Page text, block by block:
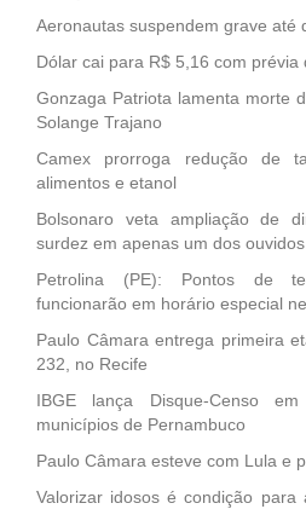
Aeronautas suspendem grave até
Dólar cai para R$ 5,16 com prévia
Gonzaga Patriota lamenta morte
Solange Trajano
Camex prorroga redução de
alimentos e etanol
Bolsonaro veta ampliação de
surdez em apenas um dos ouvidos
Petrolina (PE): Pontos de
funcionarão em horário especial
Paulo Câmara entrega primeira
232, no Recife
IBGE lança Disque-Censo
municípios de Pernambuco
Paulo Câmara esteve com Lula e
Valorizar idosos é condição para